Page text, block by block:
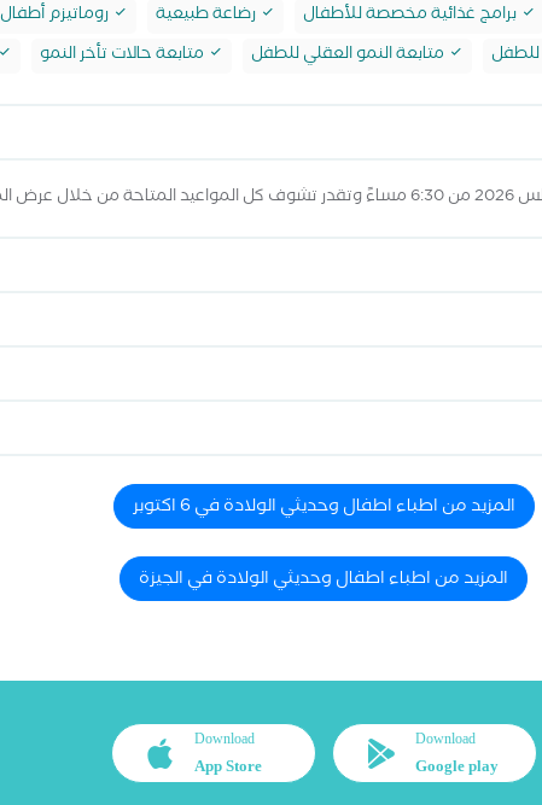
برامج غذائية مخصصة للأطفال رضاعة طبيعية روماتيزم أطفال
للطفل متابعة النمو العقلي للطفل متابعة حالات تأخر النمو
المزيد من اطباء اطفال وحديثي الولادة في 6 اكتوبر
المزيد من اطباء اطفال وحديثي الولادة في الجيزة
Download
Google play
Download
App Store